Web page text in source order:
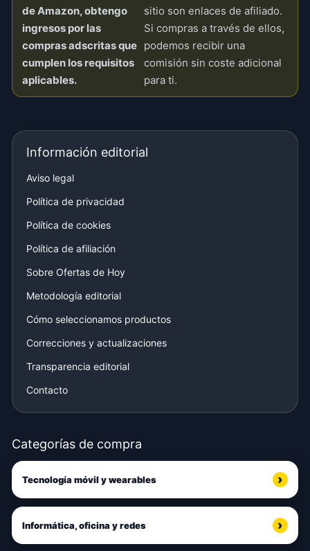
de Amazon, obtengo
ingresos por las
compras adscritas que
cumplen los requisitos
aplicables.
sitio son enlaces de afiliado.
Si compras a través de ellos,
podemos recibir una
comisión sin coste adicional
para ti.
Información editorial
Aviso legal
Política de privacidad
Política de cookies
Política de afiliación
Sobre Ofertas de Hoy
Metodología editorial
Cómo seleccionamos productos
Correcciones y actualizaciones
Transparencia editorial
Contacto
Categorías de compra
Tecnología móvil y wearables
Informática, oficina y redes